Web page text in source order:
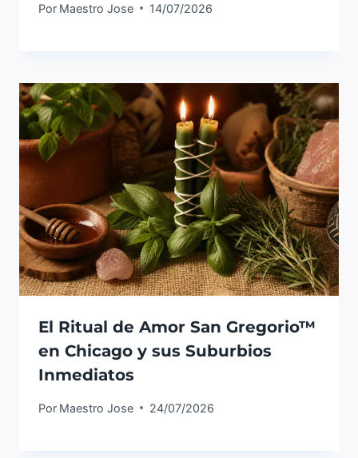
Por Maestro Jose 14/07/2026
El Ritual de Amor San Gregorio™
en Chicago y sus Suburbios
Inmediatos
Por Maestro Jose 24/07/2026